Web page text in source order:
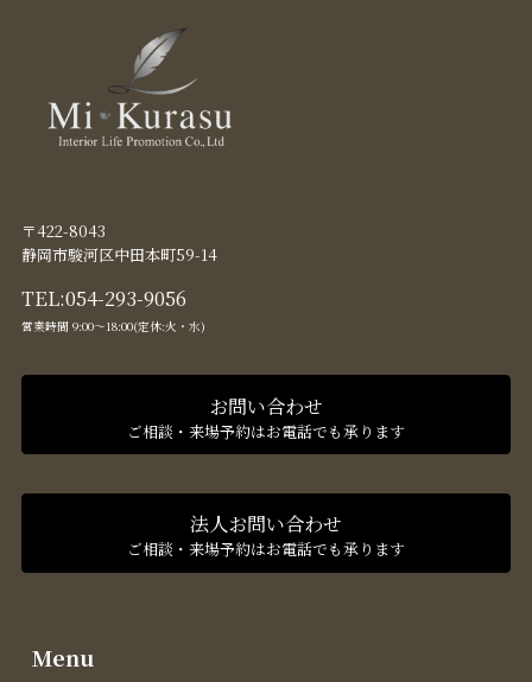
〒422-8043
静岡市駿河区中田本町59-14
TEL:054-293-9056
営業時間 9:00〜18:00(定休:火・水)
お問い合わせ
ご相談・来場予約はお電話でも承ります
法人お問い合わせ
ご相談・来場予約はお電話でも承ります
Menu